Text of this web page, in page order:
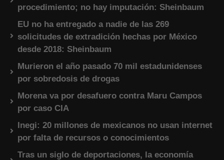
procedimiento; no hay imputación: Sheinbaum
EU no ha entregado a nadie de las 269
solicitudes de extradición hechas por México
desde 2018: Sheinbaum
Murieron el año pasado 70 mil estadunidenses
por sobredosis de drogas
Morena va por desafuero contra Maru Campos
por caso CIA
Inegi: 20 millones de mexicanos no usan internet
por falta de recursos o conocimientos
Tras un siglo de deportaciones, la economía